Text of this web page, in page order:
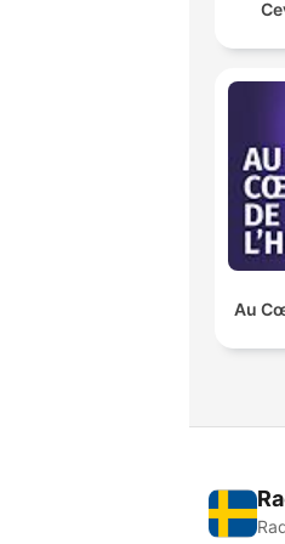
Au